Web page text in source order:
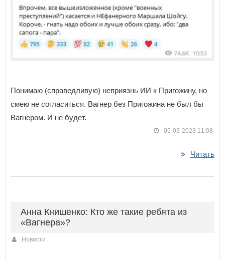
Понимаю (справедливую) неприязнь ИИ к Пригожину, но
смею не согласиться. Вагнер без Пригожина не был бы
Вагнером. И не будет.
05-03-2023 11:08
Читать
Анна Книшенко: Кто же такие ребята из
«Вагнера»?
Новости